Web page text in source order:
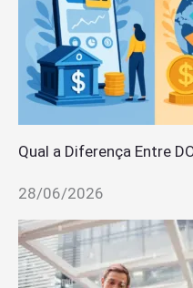
Qual a Diferença Entre
28/06/2026